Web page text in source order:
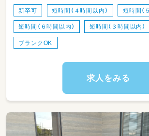
新卒可 短時間（４時間以内） 短時間（
短時間（６時間以内） 短時間（３時間以内）
ブランクOK
求人をみる